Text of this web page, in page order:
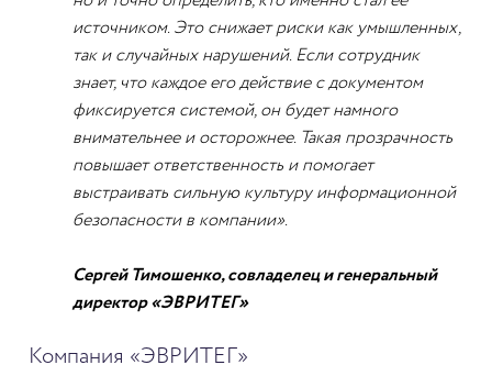
источником. Это снижает риски как умышленных,
так и случайных нарушений. Если сотрудник
знает, что каждое его действие с документом
фиксируется системой, он будет намного
внимательнее и осторожнее. Такая прозрачность
повышает ответственность и помогает
выстраивать сильную культуру информационной
безопасности в компании».
Сергей Тимошенко, совладелец и генеральный
директор «ЭВРИТЕГ»
Компания «ЭВРИТЕГ»